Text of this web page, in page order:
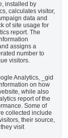
installed by
calculates visitor,
data and
of site usage for
report. The
assigns a
number to
visitors.
Analytics, _gid
on how
while also
report of the
Some of
collected include
their source,
visit